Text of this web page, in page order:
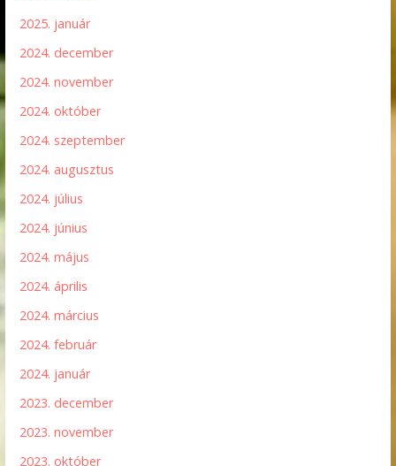
2025. január
2024. december
2024. november
2024. október
2024. szeptember
2024. augusztus
2024. július
2024. június
2024. május
2024. április
2024. március
2024. február
2024. január
2023. december
2023. november
2023. október